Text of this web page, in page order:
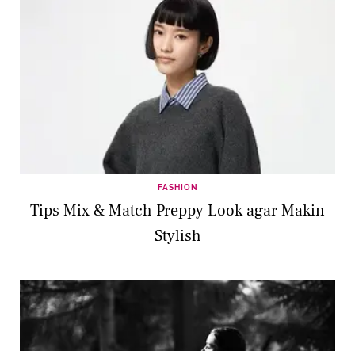
FASHION
Tips Mix & Match Preppy Look agar Makin
Stylish